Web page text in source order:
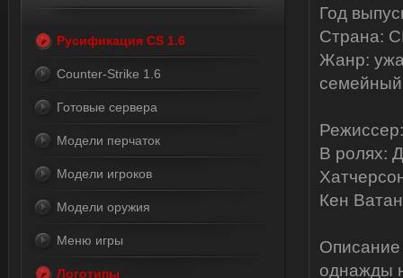
Год
Страна:
Жанр:
семейный
В ролях:
Кен
однажды
Русификация CS 1.6
Counter-Strike 1.6
Готовые сервера
Модели перчаток
Модели игроков
Модели оружия
Меню игры
Логотипы